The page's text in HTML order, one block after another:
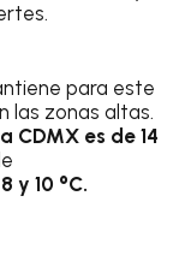
para este
las zonas altas.
es de 14
y 10 °C.